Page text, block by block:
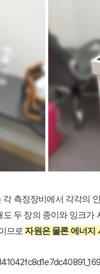
측정장비에서 각각의
도 두 장의 종이와 잉크가
므로자원은 물론 에너지